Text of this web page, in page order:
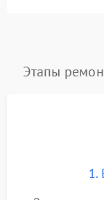
Этапы
1.